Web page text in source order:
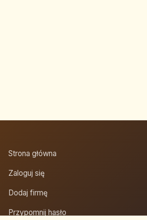
Strona główna
Zaloguj się
Dodaj firmę
Przypomnij hasło